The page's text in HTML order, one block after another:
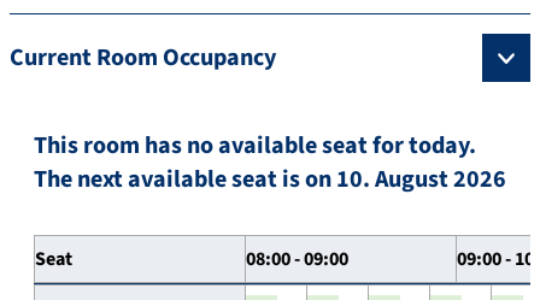
Current Room Occupancy
This room has no available seat for today.
The next available seat is on 10. August 2026
Seat 08:00 - 09:00 09:00 -